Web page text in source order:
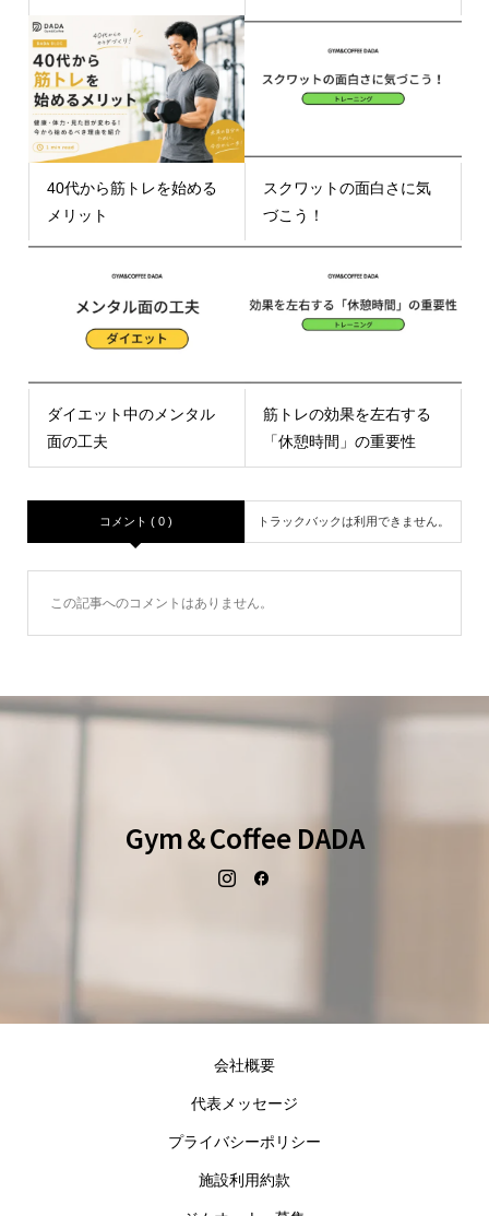
40代から筋トレを始める
メリット
スクワットの面白さに気
づこう！
ダイエット中のメンタル
面の工夫
筋トレの効果を左右する
「休憩時間」の重要性
コメント ( 0 ) トラックバックは利用できません。
この記事へのコメントはありません。
Gym＆Coffee DADA
会社概要
代表メッセージ
プライバシーポリシー
施設利用約款